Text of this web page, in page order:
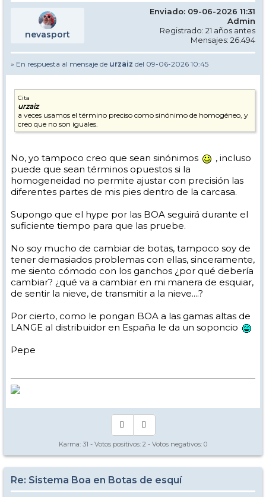
nevasport
Enviado: 09-06-2026 11:31
Admin
Registrado: 21 años antes
Mensajes: 26.494
» En respuesta al mensaje de urzaiz del 09-06-2026 10:45
Cita
urzaiz
a veces usamos el término preciso como sinónimo de homogéneo, y
creo que no son iguales.
No, yo tampoco creo que sean sinónimos
, incluso
puede que sean términos opuestos si la
homogeneidad no permite ajustar con precisión las
diferentes partes de mis pies dentro de la carcasa.
Supongo que el hype por las BOA seguirá durante el
suficiente tiempo para que las pruebe.
No soy mucho de cambiar de botas, tampoco soy de
tener demasiados problemas con ellas, sinceramente,
me siento cómodo con los ganchos ¿por qué debería
cambiar? ¿qué va a cambiar en mi manera de esquiar,
de sentir la nieve, de transmitir a la nieve....?
Por cierto, como le pongan BOA a las gamas altas de
LANGE al distribuidor en España le da un soponcio
Pepe
Karma: 31 - Votos positivos: 2 - Votos negativos: 0
Re: Sistema Boa en Botas de esquí